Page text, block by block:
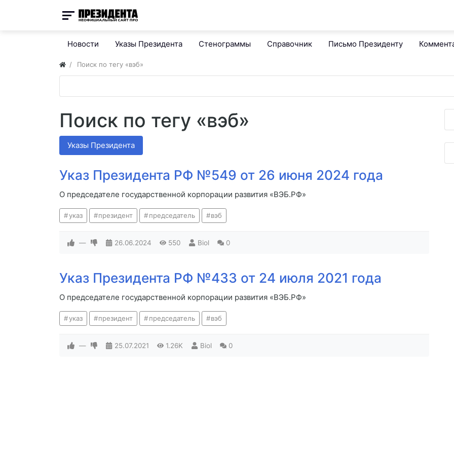
Новости Указы Президента Стенограммы Справочник Письмо Президенту
Поиск по тегу «вэб»
Поиск по тегу «вэб»
Указы Президента
Указ Президента РФ №549 от 26 июня 2024 года
О председателе государственной корпорации развития «ВЭБ.РФ»
указ президент председатель вэб
— 26.06.2024 550 Biol 0
Указ Президента РФ №433 от 24 июля 2021 года
О председателе государственной корпорации развития «ВЭБ.РФ»
указ президент председатель вэб
— 25.07.2021 1.26K Biol 0